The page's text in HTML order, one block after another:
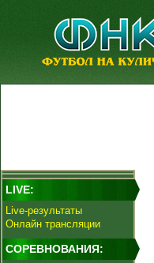
LIVE:
Live-результаты
Онлайн трансляции
СОРЕВНОВАНИЯ: